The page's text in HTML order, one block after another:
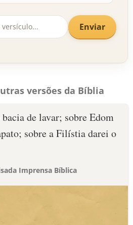
Enviar
versões da Bíblia
de lavar; sobre Edom
sobre a Filístia darei o
Imprensa Bíblica